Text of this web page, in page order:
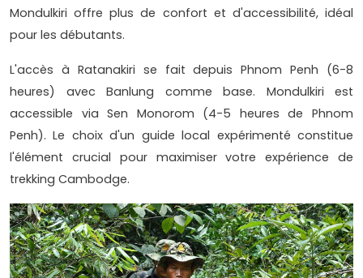
Mondulkiri offre plus de confort et d'accessibilité, idéal
pour les débutants.
L'accès à Ratanakiri se fait depuis Phnom Penh (6-8
heures) avec Banlung comme base. Mondulkiri est
accessible via Sen Monorom (4-5 heures de Phnom
Penh). Le choix d'un guide local expérimenté constitue
l'élément crucial pour maximiser votre expérience de
trekking Cambodge.